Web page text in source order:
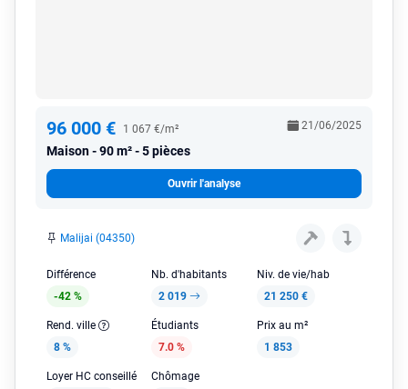
96 000 € 1 067 €/m²
Maison 90 m² - 5 pièces
21/06/2025
Ouvrir l'analyse
Malijai (04350)
Différence
-42 %
Nb. d'habitants
2 019
Niv. de vie/hab
21 250 €
Rend. ville
8 %
Étudiants
7.0 %
Prix au m²
1 853
Loyer HC conseillé
Chômage